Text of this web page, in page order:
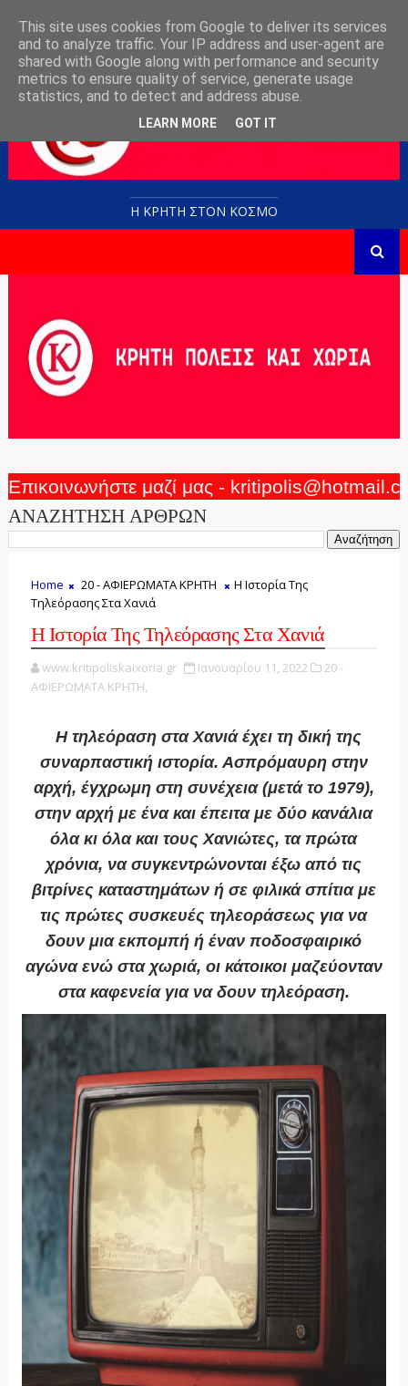
Η ΚΡΗΤΗ ΣΤΟN KOΣΜΟ
Επικοινωνήστε μαζί μας -
ΑΝΑΖΗΤΗΣΗ ΑΡΘΡΩΝ
Home 20 - ΑΦΙΕΡΩΜΑΤΑ ΚΡΗΤΗ
Η Ιστορία Της
Τηλεόρασης Στα Χανιά
Η Ιστορία Της Τηλεόρασης Στα Χανιά
www.kritipoliskaixoria.gr Ιανουαρίου 11, 2022
20 -
ΑΦΙΕΡΩΜΑΤΑ ΚΡΗΤΗ,
Η τηλεόραση στα Χανιά έχει τη δική της
συναρπαστική ιστορία. Ασπρόμαυρη στην
αρχή, έγχρωμη στη συνέχεια (μετά το 1979),
στην αρχή με ένα και έπειτα με δύο κανάλια
όλα κι όλα και τους Χανιώτες, τα πρώτα
χρόνια, να συγκεντρώνονται έξω από τις
βιτρίνες καταστημάτων ή σε φιλικά σπίτια με
τις πρώτες συσκευές τηλεοράσεως για να
δουν μια εκπομπή ή έναν ποδοσφαιρικό
αγώνα ενώ στα χωριά, οι κάτοικοι μαζεύονταν
στα καφενεία για να δουν τηλεόραση.
This site uses cookies from Google to deliver its services
and to analyze traffic. Your IP address and user-agent are
shared with Google along with performance and security
metrics to ensure quality of service, generate usage
statistics, and to detect and address abuse.
LEARN MORE GOT IT